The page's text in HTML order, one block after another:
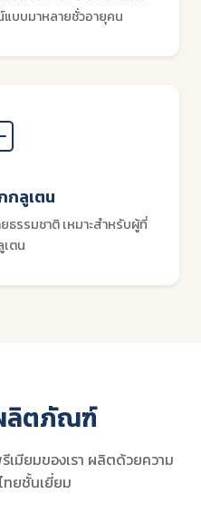
บบมาหลายชั่วอายุคน
กลูเตน
รรมชาติ เหมาะสำหรับผู้ที่
ตน
ลิตภัณฑ์
มียมของเรา ผลิตด้วยความ
ทยชั้นเยี่ยม